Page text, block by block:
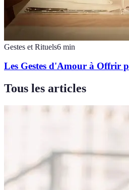
Gestes et Rituels6 min
Les Gestes d'Amour à Offrir
Tous les articles